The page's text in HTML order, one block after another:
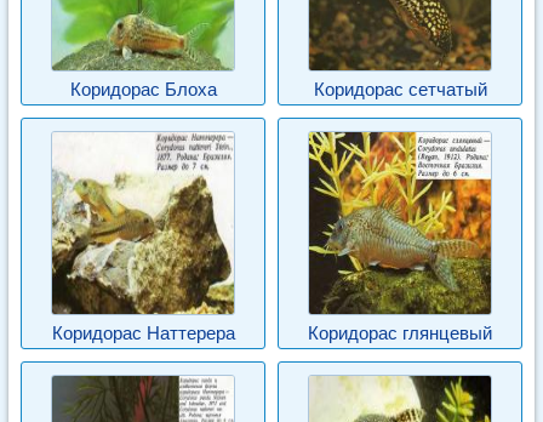
Коридорас Блоха Коридорас сетчатый
Коридорас Наттерера Коридорас глянцевый